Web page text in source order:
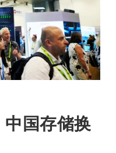
中国存储换